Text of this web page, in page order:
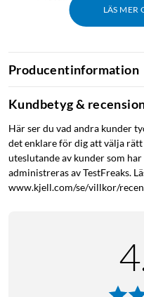
LÄS MER
Med det inbyggda
utan att behöva tänka på
eller vid sängbordet. Vid
ungefär 5 timmar, och vid
timmar.
stänga av lampan. Det
behaglig atmosfär utan
Producentinformation
Kundbetyg &
Här ser du vad andra kunder
det enklare för dig att välja
uteslutande av kunder som
administreras av TestFreaks.
www.kjell.com/se/villkor/